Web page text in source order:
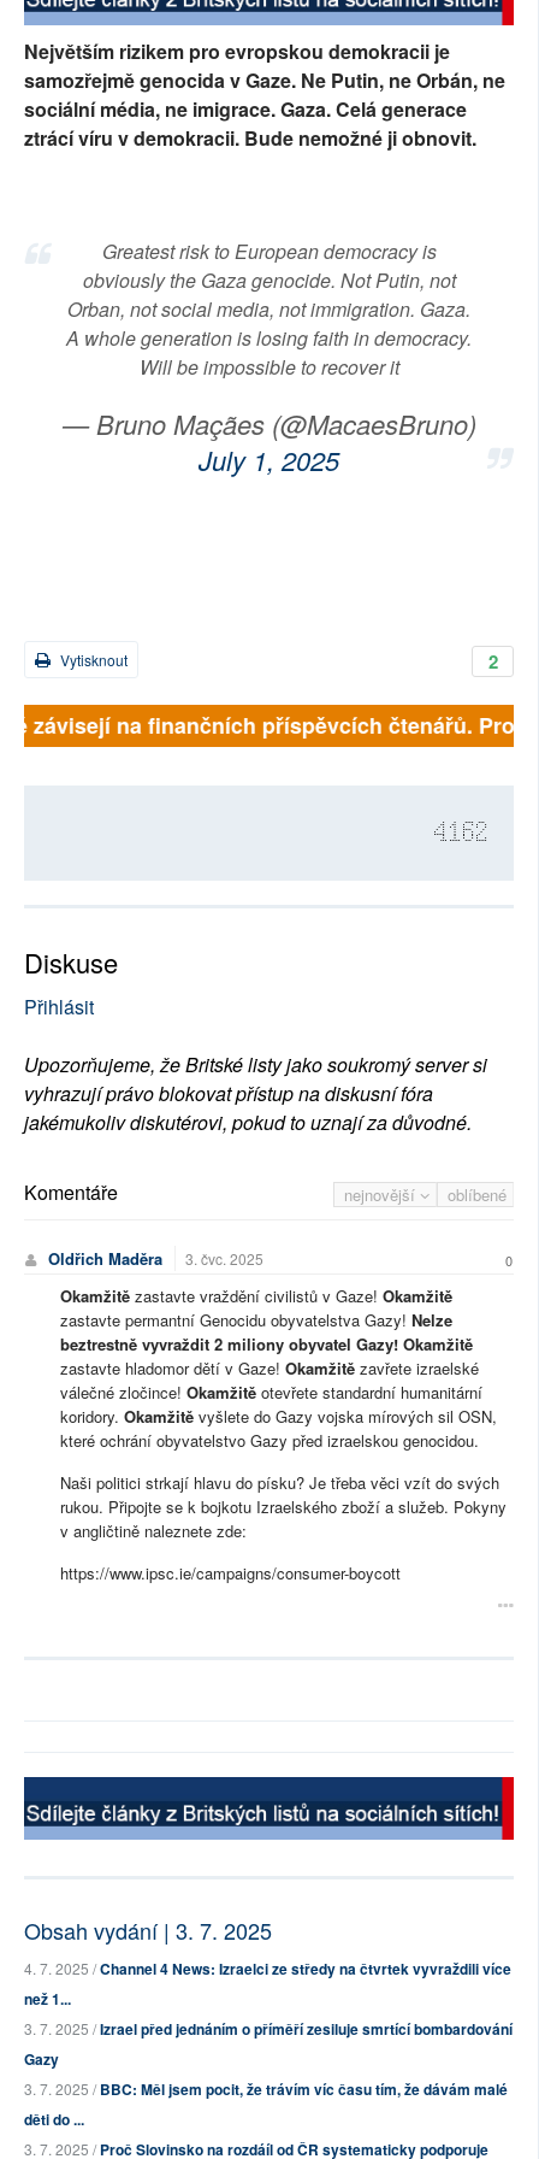
SOCIÁLNÍ SÍTĚ
RUBRIKY
PLNÁ VERZE STRÁNEK
Největším rizikem pro evropskou demokracii je
samozřejmě genocida v Gaze. Ne Putin, ne Orbán, ne
sociální média, ne imigrace. Gaza. Celá generace
ztrácí víru v demokracii. Bude nemožné ji obnovit.
Greatest risk to European democracy is
obviously the Gaza genocide. Not Putin, not
Orban, not social media, not immigration. Gaza.
A whole generation is losing faith in democracy.
Will be impossible to recover it
— Bruno Maçães (@MacaesBruno)
July 1, 2025
2
Vytisknout
závisejí na finančních příspěvcích čtenářů.
4162
Diskuse
Přihlásit
Upozorňujeme, že Britské listy jako soukromý server si
vyhrazují právo blokovat přístup na diskusní fóra
jakémukoliv diskutérovi, pokud to uznají za důvodné.
nejnovější oblíbené
Komentáře
Oldřich Maděra 3. čvc. 2025 0
Okamžitě zastavte vraždění civilistů v Gaze! Okamžitě
zastavte permantní Genocidu obyvatelstva Gazy! Nelze
beztrestně vyvraždit 2 miliony obyvatel Gazy! Okamžitě
zastavte hladomor dětí v Gaze! Okamžitě zavřete izraelské
válečné zločince! Okamžitě otevřete standardní humanitární
koridory. Okamžitě vyšlete do Gazy vojska mírových sil OSN,
které ochrání obyvatelstvo Gazy před izraelskou genocidou.
Naši politici strkají hlavu do písku? Je třeba věci vzít do svých
rukou. Připojte se k bojkotu Izraelského zboží a služeb. Pokyny
v angličtině naleznete zde:
https://www.ipsc.ie/campaigns/consumer-boycott
Obsah vydání | 3. 7. 2025
4. 7. 2025 /Channel 4 News: Izraelci ze středy na čtvrtek vyvraždili více
než 1...
3. 7. 2025 /Izrael před jednáním o příměří zesiluje smrtící bombardování
Gazy
3. 7. 2025 /BBC: Měl jsem pocit, že trávím víc času tím, že dávám malé
děti do ...
3. 7. 2025 /Proč Slovinsko na rozdáíl od ČR systematicky podporuje